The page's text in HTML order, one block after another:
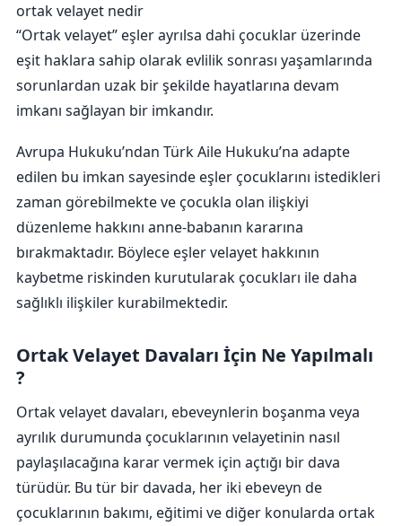
ortak velayet nedir
“Ortak velayet” eşler ayrılsa dahi çocuklar üzerinde
eşit haklara sahip olarak evlilik sonrası yaşamlarında
sorunlardan uzak bir şekilde hayatlarına devam
imkanı sağlayan bir imkandır.
Avrupa Hukuku’ndan Türk Aile Hukuku’na adapte
edilen bu imkan sayesinde eşler çocuklarını istedikleri
zaman görebilmekte ve çocukla olan ilişkiyi
düzenleme hakkını anne-babanın kararına
bırakmaktadır. Böylece eşler velayet hakkının
kaybetme riskinden kurutularak çocukları ile daha
sağlıklı ilişkiler kurabilmektedir.
Ortak Velayet Davaları İçin Ne Yapılmalı
?
Ortak velayet davaları, ebeveynlerin boşanma veya
ayrılık durumunda çocuklarının velayetinin nasıl
paylaşılacağına karar vermek için açtığı bir dava
türüdür. Bu tür bir davada, her iki ebeveyn de
çocuklarının bakımı, eğitimi ve diğer konularda ortak